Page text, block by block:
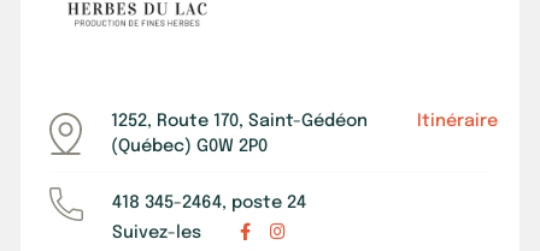
1252, Route 170, Saint-Gédéon
(Québec) G0W 2P0
Itinéraire
418 345-2464, poste 24
Suivez-les